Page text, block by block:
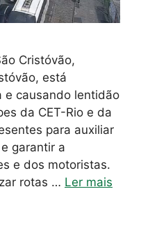
Cristóvão,
está
e causando lentidão
da CET-Rio e da
para auxiliar
garantir a
e dos motoristas.
rotas … Ler mais